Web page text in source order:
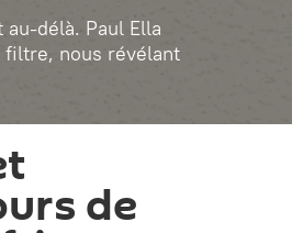
délà. Paul Ella
filtre, nous révélant
de